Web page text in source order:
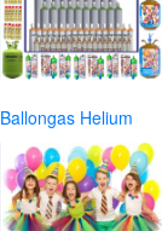
Ballongas Helium